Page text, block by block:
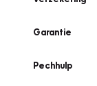
Garantie
Pechhulp